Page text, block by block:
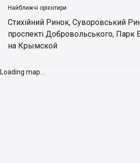
Найближчі орієнтири
Стихійний Ринок, Суворовський
проспекті Добровольського, Парк
на Крымской
Loading map...